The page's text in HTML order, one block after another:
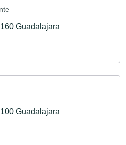
Guadalajara
Guadalajara